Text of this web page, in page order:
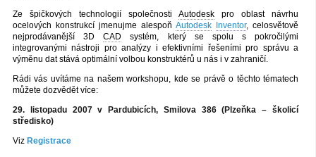
Ze špičkových technologií společnosti Autodesk pro oblast návrhu
ocelových konstrukcí jmenujme alespoň Autodesk Inventor, celosvětově
nejprodávanější 3DCAD systém, který se spolu s pokročilými
integrovanými nástroji pro analýzy i efektivními řešeními pro správu a
výměnu dat stává optimální volbou konstruktérů u nás i v zahraničí.
Rádi vás uvítáme na našem workshopu, kde se právě o těchto tématech
můžete dozvědět více:
29. listopadu 2007 v Pardubicích, Smilova 386 (Plzeňka – školicí
středisko)
Viz Registrace